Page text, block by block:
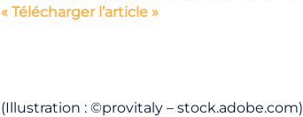
« Télécharger l’article »
(Illustration : ©provitaly – stock.adobe.com)